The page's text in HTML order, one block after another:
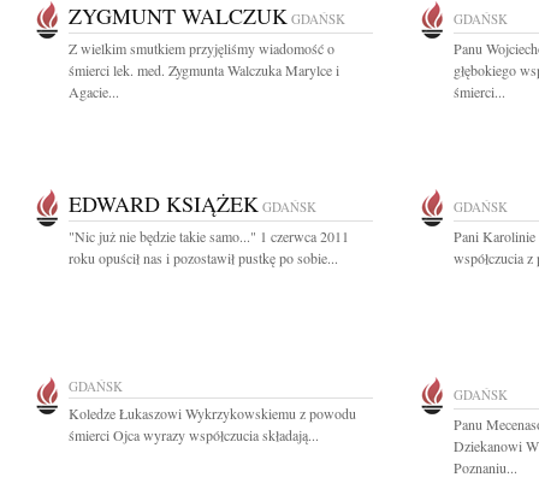
ZYGMUNT WALCZUK GDAŃSK
Z wielkim smutkiem przyjęliśmy wiadomość o
śmierci lek. med. Zygmunta Walczuka Marylce i
Agacie...
GDAŃSK
Panu
głębokiego
śmierci...
EDWARD KSIĄŻEK GDAŃSK
"Nic już nie będzie takie samo..." 1 czerwca 2011
roku opuścił nas i pozostawił pustkę po sobie...
GDAŃSK
Pani Karolinie
współczucia
GDAŃSK
Koledze Łukaszowi Wykrzykowskiemu z powodu
śmierci Ojca wyrazy współczucia składają...
GDAŃSK
Panu
Dziekanowi
Poznaniu...